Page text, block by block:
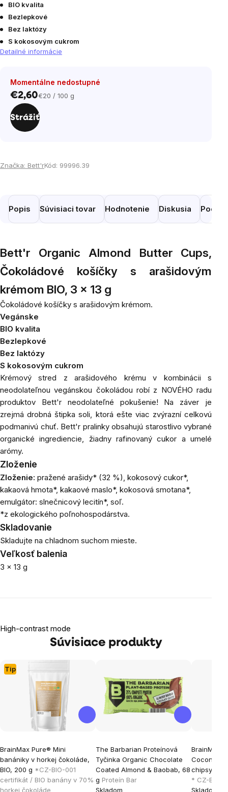
BIO kvalita
Bezlepkové
Bez laktózy
S kokosovým cukrom
Detailné informácie
Momentálne nedostupné
€2,60Jednotková
cena:
€20 / 100 g
Strážiť
Značka: Bett'rKód: 99996.39
Popis Súvisiaci tovar Hodnotenie Diskusia
Bett'r Organic Almond Butter Cups,
Čokoládové košíčky s arašidovým
krémom BIO, 3 x 13 g
Čokoládové košíčky s arašidovým krémom.
Vegánske
BIO kvalita
Bezlepkové
Bez laktózy
S kokosovým cukrom
Krémový stred z arašidového krému v kombinácii s
neodolateľnou vegánskou čokoládou robí z NOVÉHO radu
produktov Bett'r neodolateľné pokušenie! Na záver je
zrejmá drobná štipka soli, ktorá ešte viac zvýrazní celkovú
podmanivú chuť. Bett'r pralinky obsahujú starostlivo vybrané
organické ingrediencie, žiadny rafinovaný cukor a umelé
arómy.
Zloženie
Zloženie: pražené arašidy* (32 %), kokosový cukor*,
kakaová hmota*, kakaové maslo*, kokosová smotana*,
emulgátor: slnečnicový lecitín*, soľ.
*z ekologického poľnohospodárstva.
Skladovanie
Skladujte na chladnom suchom mieste.
Veľkosť balenia
3 x 13 g
High-contrast mode
Súvisiace produkty
Tip
BrainMax Pure® Mini
banániky v horkej čokoláde,
BIO, 200 g *CZ-BIO-001
certifikát / BIO banány v 70%
horkej čokoláde
The Barbarian Proteínová
Tyčinka Organic Chocolate
Coated Almond & Baobab, 68
g Proteín Bar
Skladom
BrainMax
Coconut
chipsy v
* CZ-BIO-
Skladom